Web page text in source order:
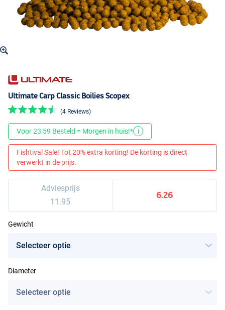
Ultimate Carp Classic Boilies Scopex
(4 Reviews)
Voor 23:59 Besteld = Morgen in huis!* i
Fishtival Sale! Tot 20% extra korting! De korting is direct
verwerkt in de prijs.
Adviesprijs
11.95
6.26
Gewicht
Diameter